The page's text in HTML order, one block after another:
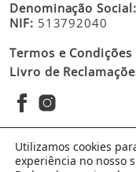
Denominação Social:
NIF: 513792040
Termos e Condições
Livro de
Utilizamos cookies
experiência no nosso